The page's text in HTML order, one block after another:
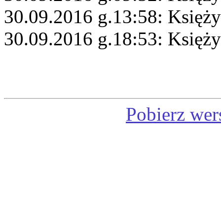
30.09.2016 g.13:58:
30.09.2016 g.18:53:
Pobierz